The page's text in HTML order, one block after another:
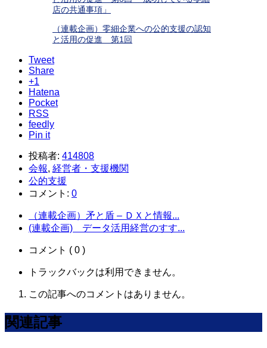
店の共通事項」
（連載企画）零細企業への公的支援の認知
と活用の促進 第1回
Tweet
Share
+1
Hatena
Pocket
RSS
feedly
Pin it
投稿者: 414808
会報, 経営者・支援機関
公的支援
コメント: 0
（連載企画）矛と盾 – ＤＸと情報...
(連載企画) データ活用経営のすす...
コメント ( 0 )
トラックバックは利用できません。
この記事へのコメントはありません。
関連記事